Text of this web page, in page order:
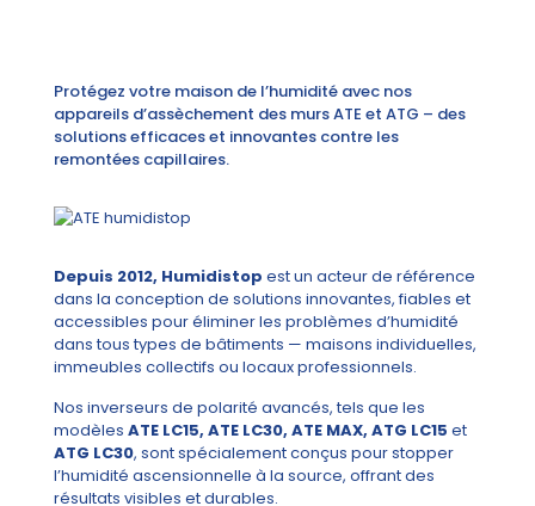
Protégez votre maison de l’humidité avec nos
appareils d’assèchement des murs ATE et ATG – des
solutions efficaces et innovantes contre les
remontées capillaires.
Depuis 2012, Humidistop est un acteur de référence
dans la conception de solutions innovantes, fiables et
accessibles pour éliminer les problèmes d’humidité
dans tous types de bâtiments — maisons individuelles,
immeubles collectifs ou locaux professionnels.
Nos inverseurs de polarité avancés, tels que les
modèles ATE LC15, ATE LC30, ATE MAX, ATG LC15 et
ATG LC30, sont spécialement conçus pour stopper
l’humidité ascensionnelle à la source, offrant des
résultats visibles et durables.